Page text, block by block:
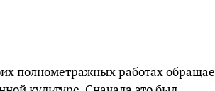
полнометражных работах